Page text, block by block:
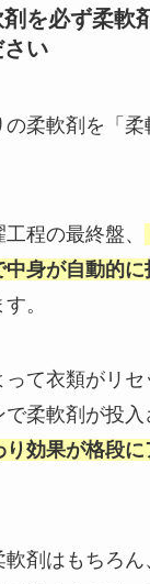
を必ず柔軟
い
柔軟剤を「柔
程の最終盤、
身が自動的に
。
て衣類がリ
柔軟剤が投入
効果が格段に
軟剤はもちろ